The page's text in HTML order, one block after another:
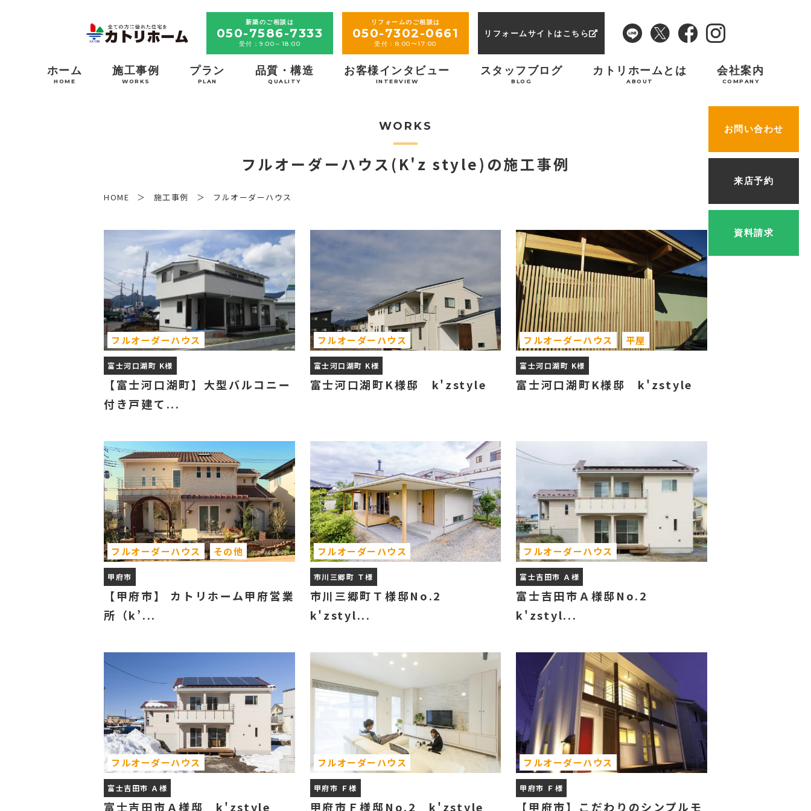
新築のご相談は
050-7586-7333
受付：9:00～18:00
リフォームのご相談は
050-7302-0661
受付：8:00〜17:00
リフォームサイトはこちら
ホーム
HOME
施工事例
WORKS
プラン
PLAN
品質・構造
QUALITY
お客様インタビュー
INTERVIEW
スタッフブログ
BLOG
カトリホームとは
ABOUT
会社案内
COMPANY
お問い合わせ
来店予約
資料請求
WORKS
フルオーダーハウス(K'z style)の施工事例
HOME 施工事例 フルオーダーハウス
富士河口湖町 K様
【富士河口湖町】大型バルコニー
付き戸建て...
フルオーダーハウス
富士河口湖町 K様
富士河口湖町K様邸 k'zstyle
フルオーダーハウス
富士河口湖町 K様
富士河口湖町K様邸 k'zstyle
フルオーダーハウス 平屋
甲府市
【甲府市】 カトリホーム甲府営業
所（k’...
フルオーダーハウス その他
市川三郷町 Ｔ様
市川三郷町Ｔ様邸No.2
k'zstyl...
フルオーダーハウス
富士吉田市 Ａ様
富士吉田市Ａ様邸No.2
k'zstyl...
フルオーダーハウス
富士吉田市 Ａ様
富士吉田市Ａ様邸 k'zstyle
フルオーダーハウス
甲府市 Ｆ様
甲府市Ｆ様邸No.2 k'zstyle
フルオーダーハウス
甲府市 Ｆ様
【甲府市】こだわりのシンプルモ
フルオーダーハウス